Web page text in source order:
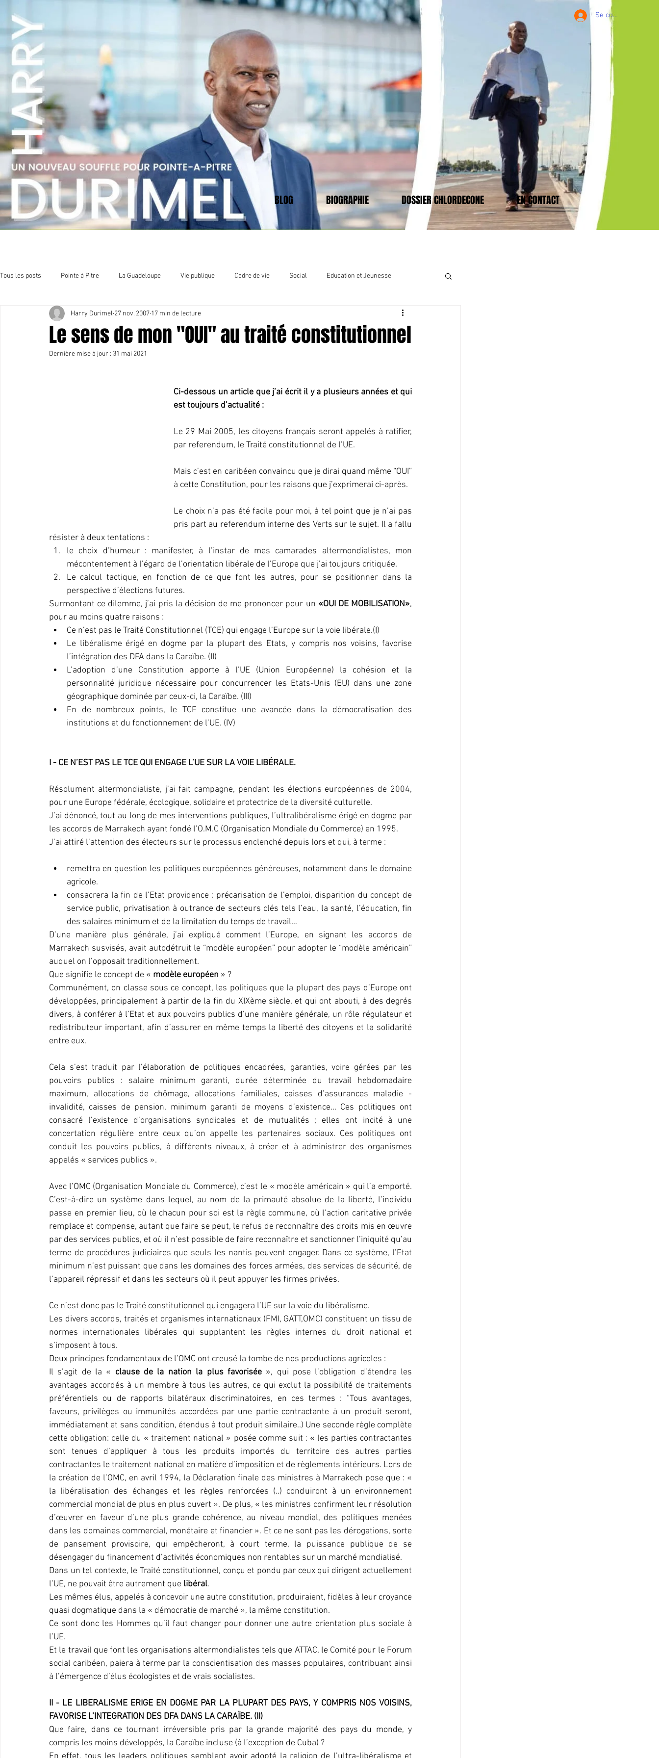
Se connecter
BLOG BIOGRAPHIE DOSSIER CHLORDECONE EN CONTACT
Tous les posts Pointe à Pitre La Guadeloupe Vie publique Cadre de vie Social Education et Jeunesse
Sport et culture Organisation politique
Le sens de mon "OUI" au traité constitutionnel
Harry Durimel 27 nov. 2007 17 min de lecture
Dernière mise à jour : 31 mai 2021
Ci-dessous un article que j’ai écrit il y a plusieurs années et qui
est toujours d’actualité :
Le 29 Mai 2005, les citoyens français seront appelés à ratifier,
par referendum, le Traité constitutionnel de l’UE.
Mais c’est en caribéen convaincu que je dirai quand même “OUI”
à cette Constitution, pour les raisons que j’exprimerai ci-après.
Le choix n’a pas été facile pour moi, à tel point que je n’ai pas
pris part au referendum interne des Verts sur le sujet. Il a fallu
résister à deux tentations :
le choix d’humeur : manifester, à l’instar de mes camarades altermondialistes, mon
mécontentement à l’égard de l’orientation libérale de l’Europe que j’ai toujours critiquée.
Le calcul tactique, en fonction de ce que font les autres, pour se positionner dans la
perspective d’élections futures.
Surmontant ce dilemme, j’ai pris la décision de me prononcer pour un «OUI DE MOBILISATION»,
pour au moins quatre raisons :
Ce n’est pas le Traité Constitutionnel (TCE) qui engage l’Europe sur la voie libérale.(I)
Le libéralisme érigé en dogme par la plupart des Etats, y compris nos voisins, favorise
l’intégration des DFA dans la Caraïbe. (II)
L’adoption d’une Constitution apporte à l’UE (Union Européenne) la cohésion et la
personnalité juridique nécessaire pour concurrencer les Etats-Unis (EU) dans une zone
géographique dominée par ceux-ci, la Caraïbe. (III)
En de nombreux points, le TCE constitue une avancée dans la démocratisation des
institutions et du fonctionnement de l’UE. (IV)
I - CE N’EST PAS LE TCE QUI ENGAGE L’UE SUR LA VOIE LIBÉRALE.
Résolument altermondialiste, j’ai fait campagne, pendant les élections européennes de 2004,
pour une Europe fédérale, écologique, solidaire et protectrice de la diversité culturelle.
J’ai dénoncé, tout au long de mes interventions publiques, l’ultralibéralisme érigé en dogme par
les accords de Marrakech ayant fondé l’O.M.C (Organisation Mondiale du Commerce) en 1995.
J’ai attiré l’attention des électeurs sur le processus enclenché depuis lors et qui, à terme :
remettra en question les politiques européennes généreuses, notamment dans le domaine
agricole.
consacrera la fin de l’Etat providence : précarisation de l’emploi, disparition du concept de
service public, privatisation à outrance de secteurs clés tels l’eau, la santé, l’éducation, fin
des salaires minimum et de la limitation du temps de travail…
D’une manière plus générale, j’ai expliqué comment l’Europe, en signant les accords de
Marrakech susvisés, avait autodétruit le “modèle européen” pour adopter le “modèle américain”
auquel on l’opposait traditionnellement.
Que signifie le concept de « modèle européen » ?
Communément, on classe sous ce concept, les politiques que la plupart des pays d’Europe ont
développées, principalement à partir de la fin du XIXème siècle, et qui ont abouti, à des degrés
divers, à conférer à l’Etat et aux pouvoirs publics d’une manière générale, un rôle régulateur et
redistributeur important, afin d’assurer en même temps la liberté des citoyens et la solidarité
entre eux.
Cela s’est traduit par l’élaboration de politiques encadrées, garanties, voire gérées par les
pouvoirs publics : salaire minimum garanti, durée déterminée du travail hebdomadaire
maximum, allocations de chômage, allocations familiales, caisses d’assurances maladie -
invalidité, caisses de pension, minimum garanti de moyens d’existence... Ces politiques ont
consacré l’existence d’organisations syndicales et de mutualités ; elles ont incité à une
concertation régulière entre ceux qu’on appelle les partenaires sociaux. Ces politiques ont
conduit les pouvoirs publics, à différents niveaux, à créer et à administrer des organismes
appelés « services publics ».
Avec l’OMC (Organisation Mondiale du Commerce), c’est le « modèle américain » qui l’a emporté.
C’est-à-dire un système dans lequel, au nom de la primauté absolue de la liberté, l’individu
passe en premier lieu, où le chacun pour soi est la règle commune, où l’action caritative privée
remplace et compense, autant que faire se peut, le refus de reconnaître des droits mis en œuvre
par des services publics, et où il n’est possible de faire reconnaître et sanctionner l’iniquité qu’au
terme de procédures judiciaires que seuls les nantis peuvent engager. Dans ce système, l’Etat
minimum n’est puissant que dans les domaines des forces armées, des services de sécurité, de
l’appareil répressif et dans les secteurs où il peut appuyer les firmes privées.
Ce n’est donc pas le Traité constitutionnel qui engagera l’UE sur la voie du libéralisme.
Les divers accords, traités et organismes internationaux (FMI, GATT,OMC) constituent un tissu de
normes internationales libérales qui supplantent les règles internes du droit national et
s’imposent à tous.
Deux principes fondamentaux de l’OMC ont creusé la tombe de nos productions agricoles :
Il s’agit de la « clause de la nation la plus favorisée », qui pose l’obligation d’étendre les
avantages accordés à un membre à tous les autres, ce qui exclut la possibilité de traitements
préférentiels ou de rapports bilatéraux discriminatoires, en ces termes : “Tous avantages,
faveurs, privilèges ou immunités accordées par une partie contractante à un produit seront,
immédiatement et sans condition, étendus à tout produit similaire..) Une seconde règle complète
cette obligation: celle du « traitement national » posée comme suit : « les parties contractantes
sont tenues d’appliquer à tous les produits importés du territoire des autres parties
contractantes le traitement national en matière d’imposition et de règlements intérieurs. Lors de
la création de l’OMC, en avril 1994, la Déclaration finale des ministres à Marrakech pose que : «
la libéralisation des échanges et les règles renforcées (..) conduiront à un environnement
commercial mondial de plus en plus ouvert ». De plus, « les ministres confirment leur résolution
d’œuvrer en faveur d’une plus grande cohérence, au niveau mondial, des politiques menées
dans les domaines commercial, monétaire et financier ». Et ce ne sont pas les dérogations, sorte
de pansement provisoire, qui empêcheront, à court terme, la puissance publique de se
désengager du financement d’activités économiques non rentables sur un marché mondialisé.
Dans un tel contexte, le Traité constitutionnel, conçu et pondu par ceux qui dirigent actuellement
l’UE, ne pouvait être autrement que libéral.
Les mêmes élus, appelés à concevoir une autre constitution, produiraient, fidèles à leur croyance
quasi dogmatique dans la « démocratie de marché », la même constitution.
Ce sont donc les Hommes qu’il faut changer pour donner une autre orientation plus sociale à
l’UE.
Et le travail que font les organisations altermondialistes tels que ATTAC, le Comité pour le Forum
social caribéen, paiera à terme par la conscientisation des masses populaires, contribuant ainsi
à l’émergence d’élus écologistes et de vrais socialistes.
II - LE LIBERALISME ERIGE EN DOGME PAR LA PLUPART DES PAYS, Y COMPRIS NOS VOISINS,
FAVORISE L’INTEGRATION DES DFA DANS LA CARAÏBE. (II)
Que faire, dans ce tournant irréversible pris par la grande majorité des pays du monde, y
compris les moins développés, la Caraïbe incluse (à l’exception de Cuba) ?